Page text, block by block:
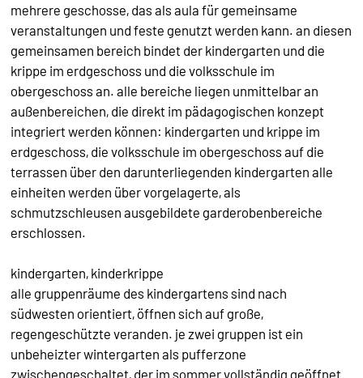
mehrere geschosse, das als aula für gemeinsame
veranstaltungen und feste genutzt werden kann. an diesen
gemeinsamen bereich bindet der kindergarten und die
krippe im erdgeschoss und die volksschule im
obergeschoss an. alle bereiche liegen unmittelbar an
außenbereichen, die direkt im pädagogischen konzept
integriert werden können: kindergarten und krippe im
erdgeschoss, die volksschule im obergeschoss auf die
terrassen über den darunterliegenden kindergarten alle
einheiten werden über vorgelagerte, als
schmutzschleusen ausgebildete garderobenbereiche
erschlossen.
kindergarten, kinderkrippe
alle gruppenräume des kindergartens sind nach
südwesten orientiert, öffnen sich auf große,
regengeschützte veranden. je zwei gruppen ist ein
unbeheizter wintergarten als pufferzone
zwischengeschaltet, der im sommer vollständig geöffnet